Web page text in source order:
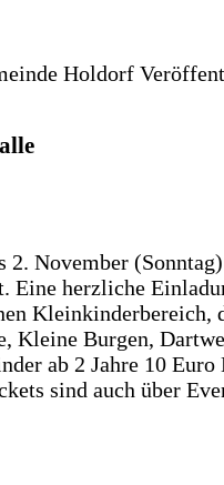
Holdorf
2. November
Eine herzliche
Kleinkinderbereich,
Kleine Burgen,
ab 2 Jahre 10 Euro
sind auch über